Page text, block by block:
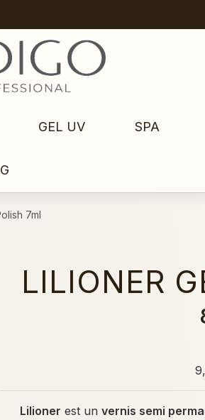
GEL UV SPA
7ml
LILIONER
Lilioner est un vernis semi